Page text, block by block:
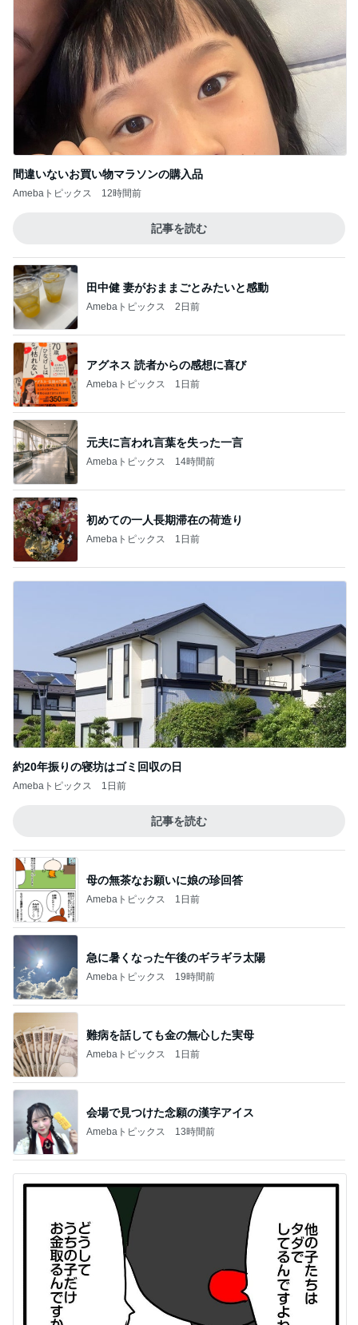
間違いないお買い物マラソンの購入品
Amebaトピックス 12時間前
記事を読む
田中健 妻がおままごとみたいと感動
Amebaトピックス 2日前
アグネス 読者からの感想に喜び
Amebaトピックス 1日前
元夫に言われ言葉を失った一言
Amebaトピックス 14時間前
初めての一人長期滞在の荷造り
Amebaトピックス 1日前
約20年振りの寝坊はゴミ回収の日
Amebaトピックス 1日前
記事を読む
母の無茶なお願いに娘の珍回答
Amebaトピックス 1日前
急に暑くなった午後のギラギラ太陽
Amebaトピックス 19時間前
難病を話しても金の無心した実母
Amebaトピックス 1日前
会場で見つけた念願の漢字アイス
Amebaトピックス 13時間前